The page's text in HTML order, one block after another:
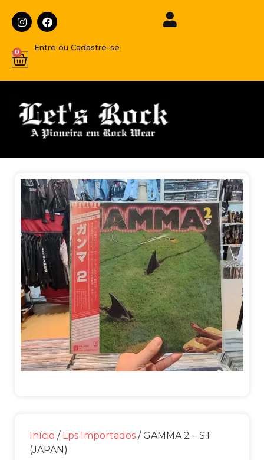
Entre ou Cadastre-se
0
Início / Lps Importados / GAMMA 2 – ST
(JAPAN)